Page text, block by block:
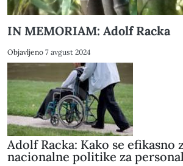
IN MEMORIAM: Adolf Racka
Objavljeno 7 avgust 2024
Adolf Racka: Kako se efikasno
nacionalne politike za